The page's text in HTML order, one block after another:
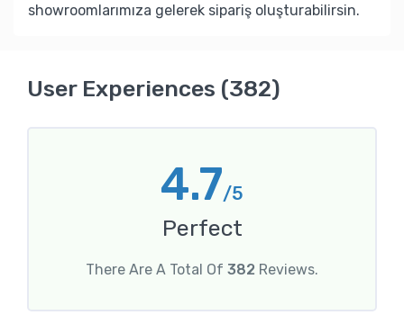
showroomlarımıza gelerek sipariş oluşturabilirsin.
User Experiences (382)
4.7/5
Perfect
There Are A Total Of 382 Reviews.